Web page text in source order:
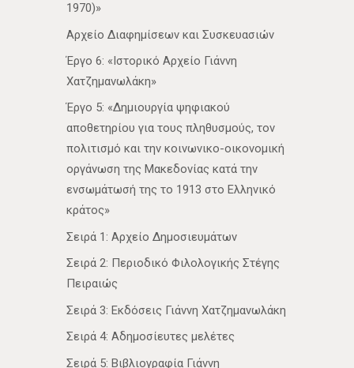
1970)»
Αρχείο Διαφημίσεων και Συσκευασιών
Έργο 6: «Ιστορικό Αρχείο Γιάννη
Χατζημανωλάκη»
Έργο 5: «Δημιουργία ψηφιακού
αποθετηρίου για τους πληθυσμούς, τον
πολιτισμό και την κοινωνικο-οικονομική
οργάνωση της Μακεδονίας κατά την
ενσωμάτωσή της το 1913 στο Ελληνικό
κράτος»
Σειρά 1: Αρχείο Δημοσιευμάτων
Σειρά 2: Περιοδικό Φιλολογικής Στέγης
Πειραιώς
Σειρά 3: Εκδόσεις Γιάννη Χατζημανωλάκη
Σειρά 4: Αδημοσίευτες μελέτες
Σειρά 5: Βιβλιογραφία Γιάννη